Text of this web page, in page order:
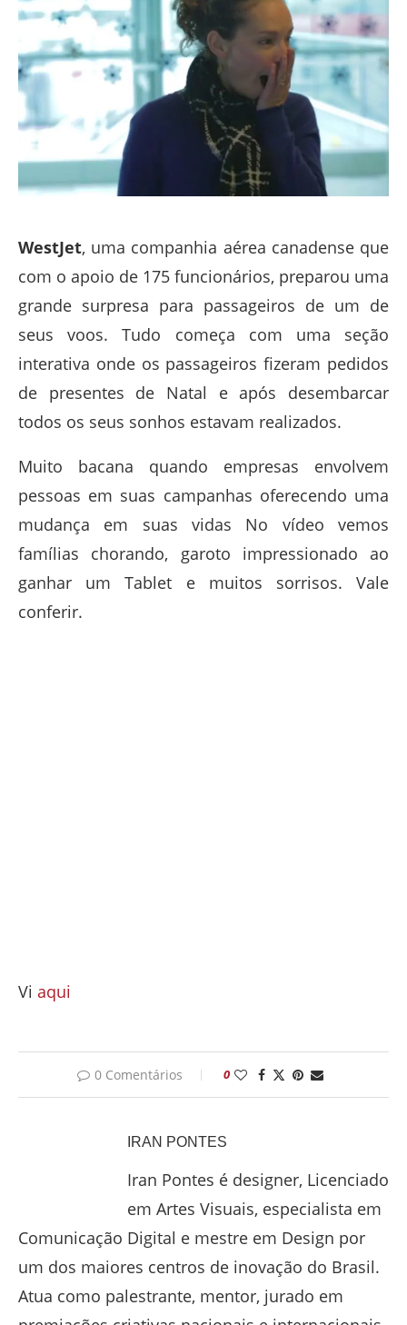
WestJet, uma companhia aérea canadense que
com o apoio de 175 funcionários, preparou uma
grande surpresa para passageiros de um de
seus voos. Tudo começa com uma seção
interativa onde os passageiros fizeram pedidos
de presentes de Natal e após desembarcar
todos os seus sonhos estavam realizados.
Muito bacana quando empresas envolvem
pessoas em suas campanhas oferecendo uma
mudança em suas vidas No vídeo vemos
famílias chorando, garoto impressionado ao
ganhar um Tablet e muitos sorrisos. Vale
conferir.
Vi aqui
0 Comentários 0
IRAN PONTES
Iran Pontes é designer, Licenciado
em Artes Visuais, especialista em
Comunicação Digital e mestre em Design por
um dos maiores centros de inovação do Brasil.
Atua como palestrante, mentor, jurado em